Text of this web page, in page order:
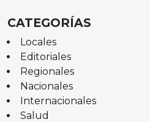
CATEGORÍAS
Locales
Editoriales
Regionales
Nacionales
Internacionales
Salud